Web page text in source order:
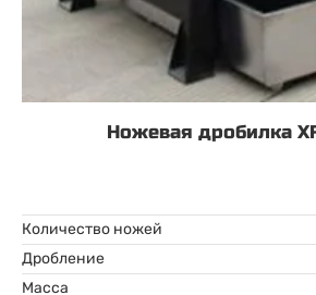
Ножевая дробилка
Количество ножей
Дробление
Масса